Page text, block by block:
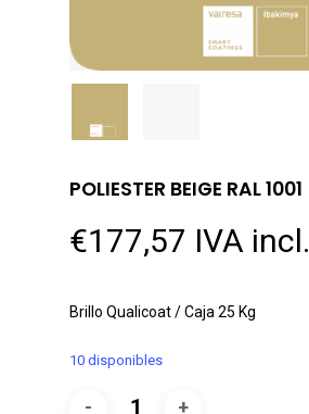
POLIESTER BEIGE RAL 1001
€177,57 IVA incl.
Brillo Qualicoat / Caja 25 Kg
10 disponibles